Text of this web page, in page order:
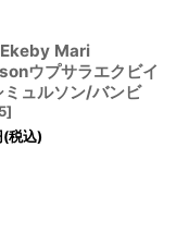
Mari
ウプサラエクビイ
ミュルソン/バンビ
]
(税込)